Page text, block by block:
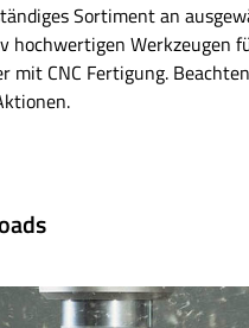
Sortiment an
hochwertigen Werkzeugen
mit CNC Fertigung.